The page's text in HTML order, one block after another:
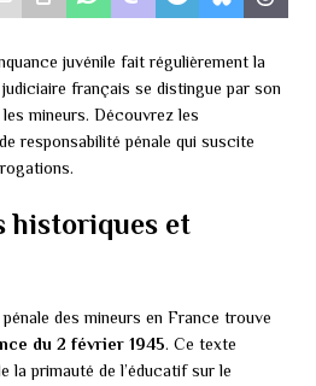
juvénile fait régulièrement la
français se distingue par son
mineurs. Découvrez les
responsabilité pénale qui suscite
historiques et
des mineurs en France trouve
du 2 février 1945. Ce texte
la primauté de l’éducatif sur le